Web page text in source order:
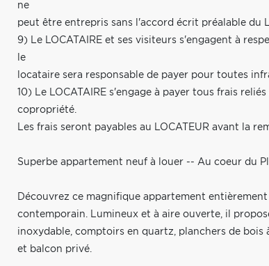
ne
peut être entrepris sans l'accord écrit préalable du
9) Le LOCATAIRE et ses visiteurs s'engagent à
le
locataire sera responsable de payer pour toutes
10) Le LOCATAIRE s'engage à payer tous frais
copropriété.
Les frais seront payables au LOCATEUR avant la
Superbe appartement neuf à louer -- Au coeur du
Découvrez ce magnifique appartement
contemporain. Lumineux et à aire ouverte, il
inoxydable, comptoirs en quartz, planchers de bois
et balcon privé.